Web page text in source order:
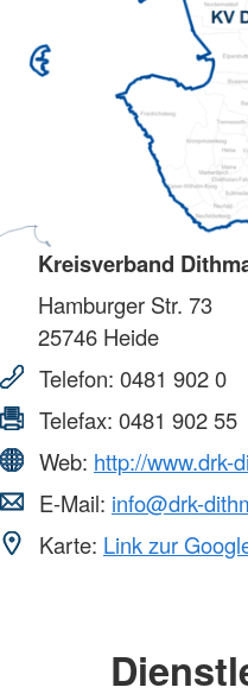
Kreisverband
Hamburger Str. 73
25746 Heide
Telefon: 0481 902 0
Telefax: 0481 902 55
Web: http://www.drk-
E-Mail: info@drk-
Karte: Link zur